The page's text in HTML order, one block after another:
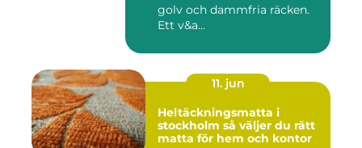
golv och dammfria räcken.
Ett v&a...
11. jun
Heltäckningsmatta i
stockholm så väljer du rätt
matta för hem och kontor